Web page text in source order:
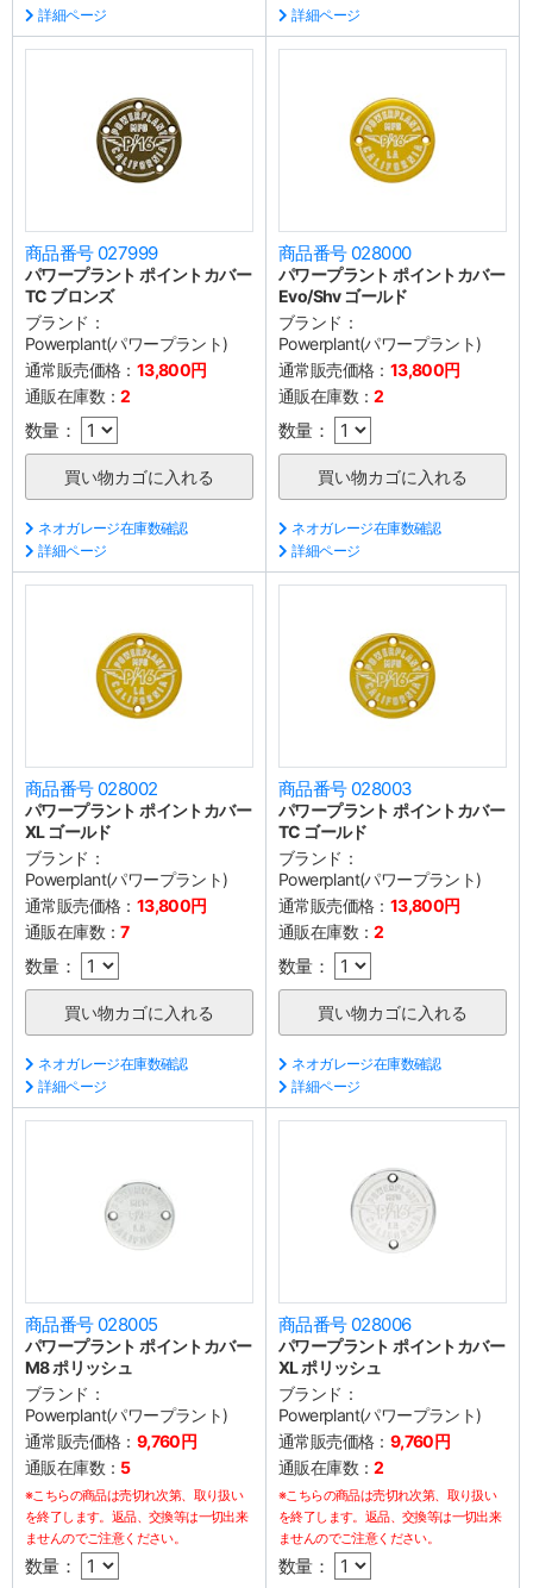
詳細ページ
詳細ページ
商品番号 027999
パワープラント ポイントカバー
TC ブロンズ
ブランド：
Powerplant(パワープラント)
通常販売価格： 13,800円
通販在庫数：2
数量：
ネオガレージ在庫数確認
詳細ページ
商品番号 028000
パワープラント ポイントカバー
Evo/Shv ゴールド
ブランド：
Powerplant(パワープラント)
通常販売価格： 13,800円
通販在庫数：2
数量：
ネオガレージ在庫数確認
詳細ページ
商品番号 028002
パワープラント ポイントカバー
XL ゴールド
ブランド：
Powerplant(パワープラント)
通常販売価格： 13,800円
通販在庫数：7
数量：
ネオガレージ在庫数確認
詳細ページ
商品番号 028003
パワープラント ポイントカバー
TC ゴールド
ブランド：
Powerplant(パワープラント)
通常販売価格： 13,800円
通販在庫数：2
数量：
ネオガレージ在庫数確認
詳細ページ
商品番号 028005
パワープラント ポイントカバー
M8 ポリッシュ
ブランド：
Powerplant(パワープラント)
通常販売価格： 9,760円
通販在庫数： 5
※こちらの商品は売切れ次第、取り扱い
を終了します。返品、交換等は一切出来
ませんのでご注意ください。
数量：
商品番号 028006
パワープラント ポイントカバー
XL ポリッシュ
ブランド：
Powerplant(パワープラント)
通常販売価格： 9,760円
通販在庫数：2
※こちらの商品は売切れ次第、取り扱い
を終了します。返品、交換等は一切出来
ませんのでご注意ください。
数量：